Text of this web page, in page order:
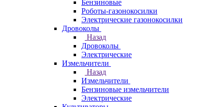
Бензиновые
Роботы-газонокосилки
Электрические газонокосилки
Дровоколы
Назад
Дровоколы
Электрические
Измельчители
Назад
Измельчители
Бензиновые измельчители
Электрические